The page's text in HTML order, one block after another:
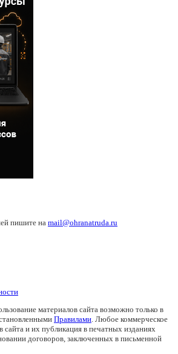
пишите на mail@ohranatruda.ru
материалов сайта возможно только в
Правилами . Любое коммерческое
сайта и их публикация в печатных изданиях
договоров, заключенных в письменной